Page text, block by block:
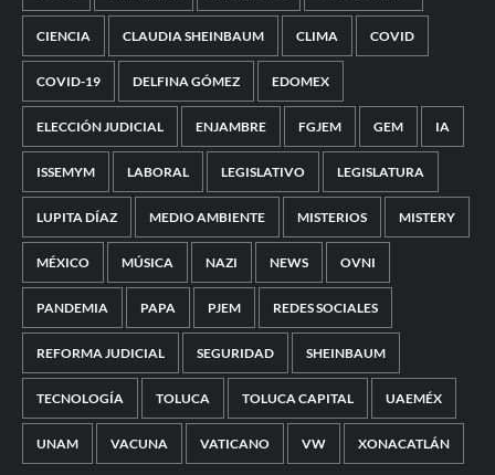
CIENCIA CLAUDIA SHEINBAUM CLIMA COVID
COVID-19 DELFINA GÓMEZ EDOMEX
ELECCIÓN JUDICIAL ENJAMBRE FGJEM GEM IA
ISSEMYM LABORAL LEGISLATIVO LEGISLATURA
LUPITA DÍAZ MEDIO AMBIENTE MISTERIOS MISTERY
MÉXICO MÚSICA NAZI NEWS OVNI
PANDEMIA PAPA PJEM REDES SOCIALES
REFORMA JUDICIAL SEGURIDAD SHEINBAUM
TECNOLOGÍA TOLUCA TOLUCA CAPITAL UAEMÉX
UNAM VACUNA VATICANO VW XONACATLÁN